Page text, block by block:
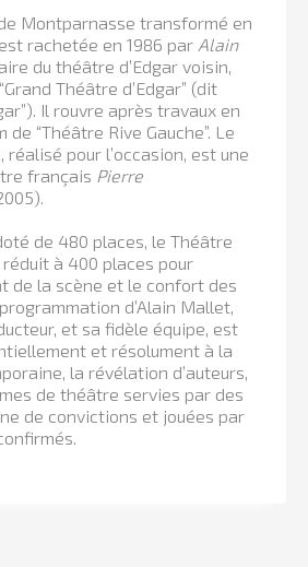
Montparnasse transformé en
rachetée en 1986 par Alain
du théâtre d’Edgar voisin,
Théâtre d’Edgar” (dit
Il rouvre après travaux en
de “Théâtre Rive Gauche”. Le
réalisé pour l’occasion, est une
français Pierre
de 480 places, le Théâtre
réduit à 400 places pour
de la scène et le confort des
d’Alain Mallet,
et sa fidèle équipe, est
et résolument à la
la révélation d’auteurs,
de théâtre servies par des
de convictions et jouées par